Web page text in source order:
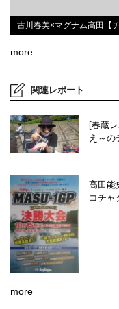
古川春美×マグナム高田【
more
関連レポート
[春蔵
え～の
高田能
コチャ
more